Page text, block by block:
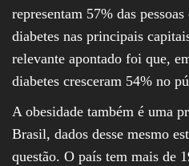
representam 57% das
diabetes nas principais
relevante apontado foi que,
diabetes cresceram 54% no
A obesidade também é uma
Brasil, dados desse mesmo
questão. O país tem mais de